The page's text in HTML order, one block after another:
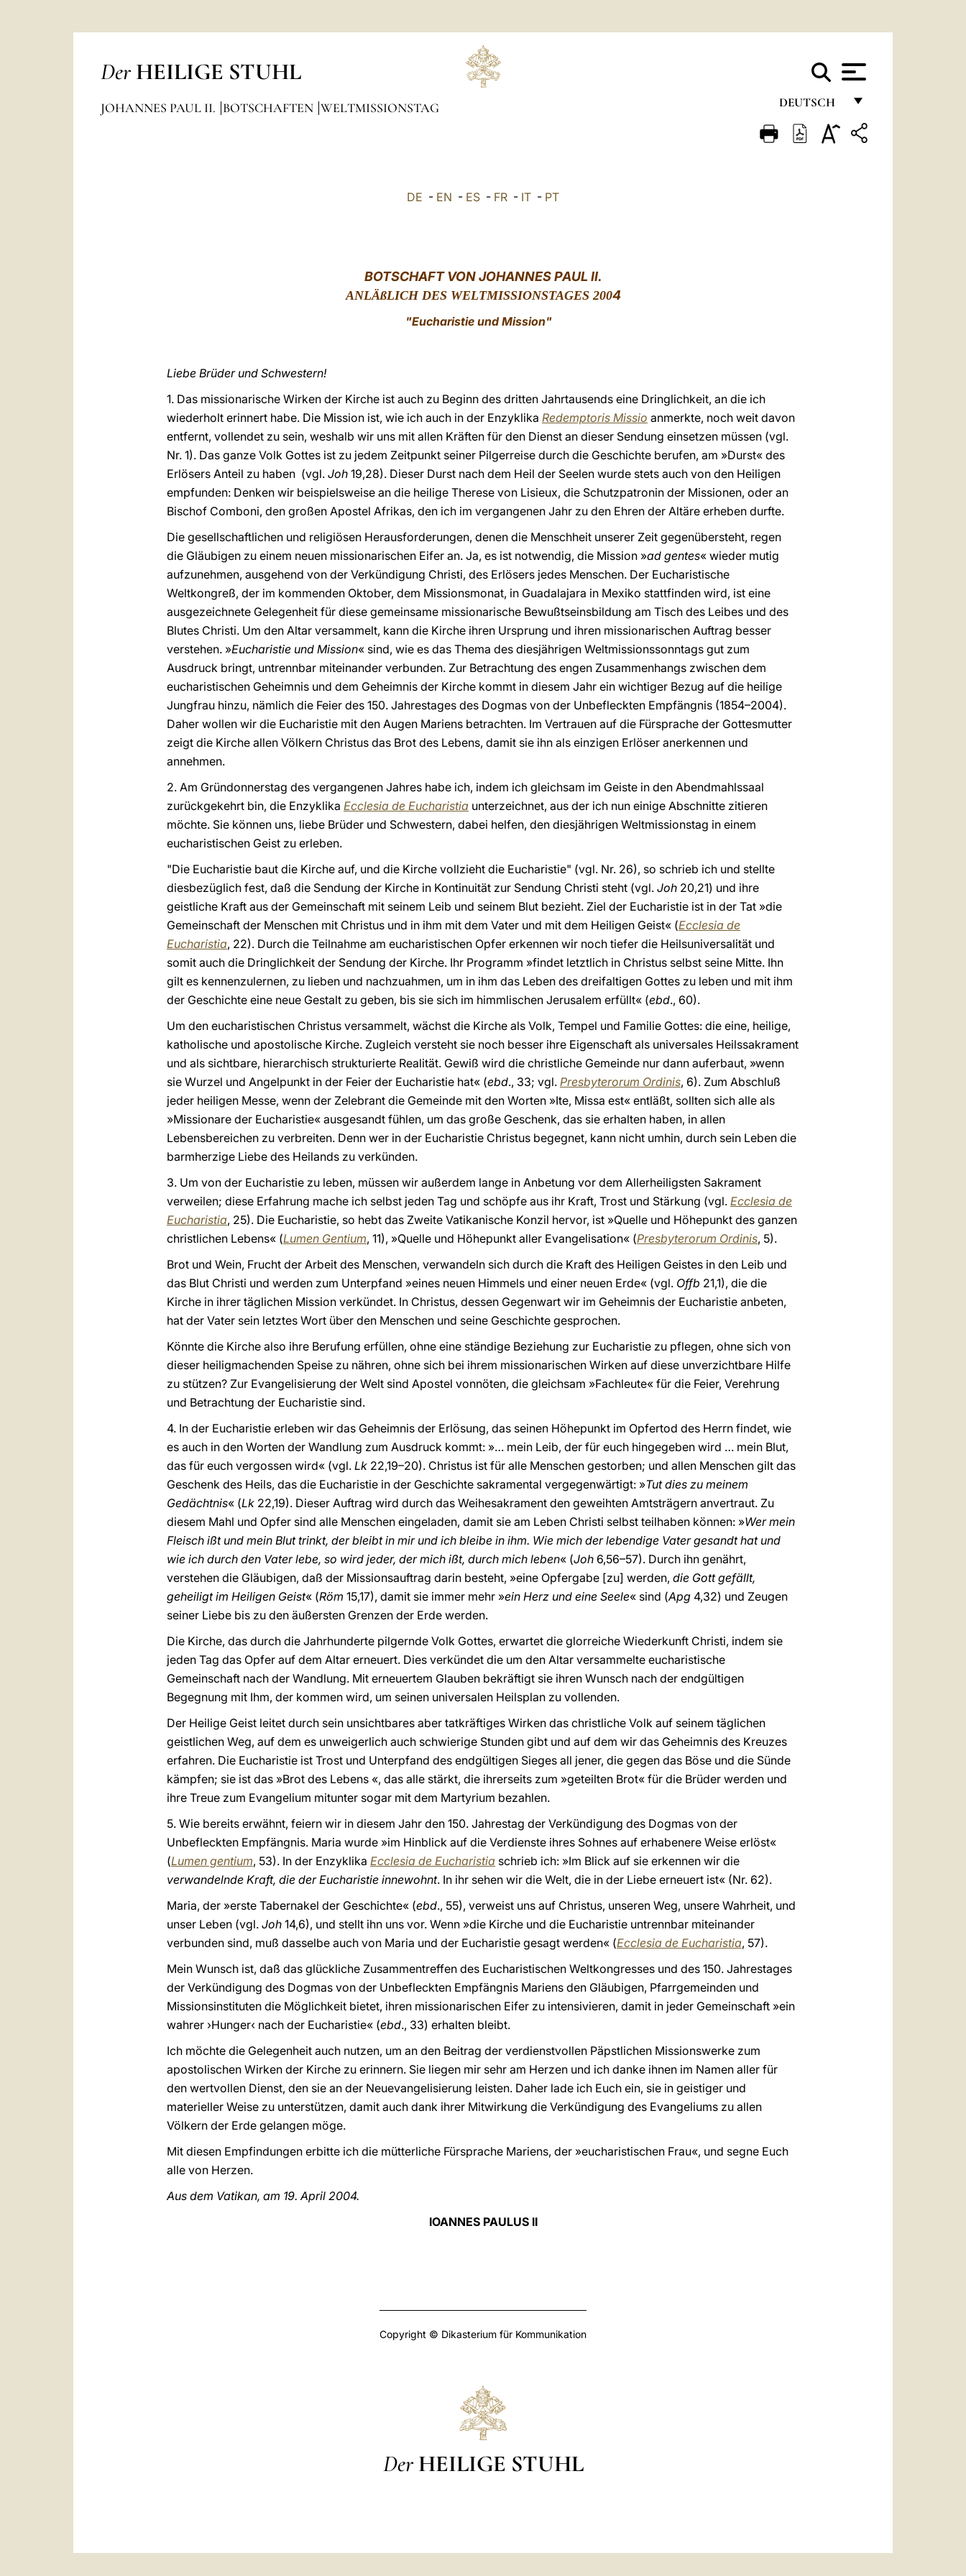
Der HEILIGE STUHL
DEUTSCH
FRANÇAIS
JOHANNES PAUL II. BOTSCHAFTEN WELTMISSIONSTAG
DE - EN - ES - FR - IT - PT
BOTSCHAFT VON JOHANNES PAUL II.
ANLÄßLICH DES WELTMISSIONSTAGES 2004
"Eucharistie und Mission"
Liebe Brüder und Schwestern!
1. Das missionarische Wirken der Kirche ist auch zu Beginn des dritten Jahrtausends eine Dringlichkeit, an die ich
wiederholt erinnert habe. Die Mission ist, wie ich auch in der Enzyklika Redemptoris Missio anmerkte, noch weit davon
entfernt, vollendet zu sein, weshalb wir uns mit allen Kräften für den Dienst an dieser Sendung einsetzen müssen (vgl.
Nr. 1). Das ganze Volk Gottes ist zu jedem Zeitpunkt seiner Pilgerreise durch die Geschichte berufen, am »Durst« des
Erlösers Anteil zu haben (vgl. Joh 19,28). Dieser Durst nach dem Heil der Seelen wurde stets auch von den Heiligen
empfunden: Denken wir beispielsweise an die heilige Therese von Lisieux, die Schutzpatronin der Missionen, oder an
Bischof Comboni, den großen Apostel Afrikas, den ich im vergangenen Jahr zu den Ehren der Altäre erheben durfte.
Die gesellschaftlichen und religiösen Herausforderungen, denen die Menschheit unserer Zeit gegenübersteht, regen
die Gläubigen zu einem neuen missionarischen Eifer an. Ja, es ist notwendig, die Mission »ad gentes« wieder mutig
aufzunehmen, ausgehend von der Verkündigung Christi, des Erlösers jedes Menschen. Der Eucharistische
Weltkongreß, der im kommenden Oktober, dem Missionsmonat, in Guadalajara in Mexiko stattfinden wird, ist eine
ausgezeichnete Gelegenheit für diese gemeinsame missionarische Bewußtseinsbildung am Tisch des Leibes und des
Blutes Christi. Um den Altar versammelt, kann die Kirche ihren Ursprung und ihren missionarischen Auftrag besser
verstehen. »Eucharistie und Mission« sind, wie es das Thema des diesjährigen Weltmissionssonntags gut zum
Ausdruck bringt, untrennbar miteinander verbunden. Zur Betrachtung des engen Zusammenhangs zwischen dem
eucharistischen Geheimnis und dem Geheimnis der Kirche kommt in diesem Jahr ein wichtiger Bezug auf die heilige
Jungfrau hinzu, nämlich die Feier des 150. Jahrestages des Dogmas von der Unbefleckten Empfängnis (1854–2004).
Daher wollen wir die Eucharistie mit den Augen Mariens betrachten. Im Vertrauen auf die Fürsprache der Gottesmutter
zeigt die Kirche allen Völkern Christus das Brot des Lebens, damit sie ihn als einzigen Erlöser anerkennen und
annehmen.
2. Am Gründonnerstag des vergangenen Jahres habe ich, indem ich gleichsam im Geiste in den Abendmahlssaal
zurückgekehrt bin, die Enzyklika Ecclesia de Eucharistia unterzeichnet, aus der ich nun einige Abschnitte zitieren
möchte. Sie können uns, liebe Brüder und Schwestern, dabei helfen, den diesjährigen Weltmissionstag in einem
eucharistischen Geist zu erleben.
"Die Eucharistie baut die Kirche auf, und die Kirche vollzieht die Eucharistie" (vgl. Nr. 26), so schrieb ich und stellte
diesbezüglich fest, daß die Sendung der Kirche in Kontinuität zur Sendung Christi steht (vgl. Joh 20,21) und ihre
geistliche Kraft aus der Gemeinschaft mit seinem Leib und seinem Blut bezieht. Ziel der Eucharistie ist in der Tat »die
Gemeinschaft der Menschen mit Christus und in ihm mit dem Vater und mit dem Heiligen Geist« (Ecclesia de
Eucharistia, 22). Durch die Teilnahme am eucharistischen Opfer erkennen wir noch tiefer die Heilsuniversalität und
somit auch die Dringlichkeit der Sendung der Kirche. Ihr Programm »findet letztlich in Christus selbst seine Mitte. Ihn
gilt es kennenzulernen, zu lieben und nachzuahmen, um in ihm das Leben des dreifaltigen Gottes zu leben und mit ihm
der Geschichte eine neue Gestalt zu geben, bis sie sich im himmlischen Jerusalem erfüllt« (ebd., 60).
Um den eucharistischen Christus versammelt, wächst die Kirche als Volk, Tempel und Familie Gottes: die eine, heilige,
katholische und apostolische Kirche. Zugleich versteht sie noch besser ihre Eigenschaft als universales Heilssakrament
und als sichtbare, hierarchisch strukturierte Realität. Gewiß wird die christliche Gemeinde nur dann auferbaut, »wenn
sie Wurzel und Angelpunkt in der Feier der Eucharistie hat« (ebd., 33; vgl. Presbyterorum Ordinis, 6). Zum Abschluß
jeder heiligen Messe, wenn der Zelebrant die Gemeinde mit den Worten »Ite, Missa est« entläßt, sollten sich alle als
»Missionare der Eucharistie« ausgesandt fühlen, um das große Geschenk, das sie erhalten haben, in allen
Lebensbereichen zu verbreiten. Denn wer in der Eucharistie Christus begegnet, kann nicht umhin, durch sein Leben die
barmherzige Liebe des Heilands zu verkünden.
3. Um von der Eucharistie zu leben, müssen wir außerdem lange in Anbetung vor dem Allerheiligsten Sakrament
verweilen; diese Erfahrung mache ich selbst jeden Tag und schöpfe aus ihr Kraft, Trost und Stärkung (vgl. Ecclesia de
Eucharistia, 25). Die Eucharistie, so hebt das Zweite Vatikanische Konzil hervor, ist »Quelle und Höhepunkt des ganzen
christlichen Lebens« (Lumen Gentium, 11), »Quelle und Höhepunkt aller Evangelisation« (Presbyterorum Ordinis, 5).
Brot und Wein, Frucht der Arbeit des Menschen, verwandeln sich durch die Kraft des Heiligen Geistes in den Leib und
das Blut Christi und werden zum Unterpfand »eines neuen Himmels und einer neuen Erde« (vgl. Offb 21,1), die die
Kirche in ihrer täglichen Mission verkündet. In Christus, dessen Gegenwart wir im Geheimnis der Eucharistie anbeten,
hat der Vater sein letztes Wort über den Menschen und seine Geschichte gesprochen.
Könnte die Kirche also ihre Berufung erfüllen, ohne eine ständige Beziehung zur Eucharistie zu pflegen, ohne sich von
dieser heiligmachenden Speise zu nähren, ohne sich bei ihrem missionarischen Wirken auf diese unverzichtbare Hilfe
zu stützen? Zur Evangelisierung der Welt sind Apostel vonnöten, die gleichsam »Fachleute« für die Feier, Verehrung
und Betrachtung der Eucharistie sind.
4. In der Eucharistie erleben wir das Geheimnis der Erlösung, das seinen Höhepunkt im Opfertod des Herrn findet, wie
es auch in den Worten der Wandlung zum Ausdruck kommt: »… mein Leib, der für euch hingegeben wird … mein Blut,
das für euch vergossen wird« (vgl. Lk 22,19–20). Christus ist für alle Menschen gestorben; und allen Menschen gilt das
Geschenk des Heils, das die Eucharistie in der Geschichte sakramental vergegenwärtigt: »Tut dies zu meinem
Gedächtnis« (Lk 22,19). Dieser Auftrag wird durch das Weihesakrament den geweihten Amtsträgern anvertraut. Zu
diesem Mahl und Opfer sind alle Menschen eingeladen, damit sie am Leben Christi selbst teilhaben können: »Wer mein
Fleisch ißt und mein Blut trinkt, der bleibt in mir und ich bleibe in ihm. Wie mich der lebendige Vater gesandt hat und
wie ich durch den Vater lebe, so wird jeder, der mich ißt, durch mich leben« (Joh 6,56–57). Durch ihn genährt,
verstehen die Gläubigen, daß der Missionsauftrag darin besteht, »eine Opfergabe [zu] werden, die Gott gefällt,
geheiligt im Heiligen Geist« (Röm 15,17), damit sie immer mehr »ein Herz und eine Seele« sind (Apg 4,32) und Zeugen
seiner Liebe bis zu den äußersten Grenzen der Erde werden.
Die Kirche, das durch die Jahrhunderte pilgernde Volk Gottes, erwartet die glorreiche Wiederkunft Christi, indem sie
jeden Tag das Opfer auf dem Altar erneuert. Dies verkündet die um den Altar versammelte eucharistische
Gemeinschaft nach der Wandlung. Mit erneuertem Glauben bekräftigt sie ihren Wunsch nach der endgültigen
Begegnung mit Ihm, der kommen wird, um seinen universalen Heilsplan zu vollenden.
Der Heilige Geist leitet durch sein unsichtbares aber tatkräftiges Wirken das christliche Volk auf seinem täglichen
geistlichen Weg, auf dem es unweigerlich auch schwierige Stunden gibt und auf dem wir das Geheimnis des Kreuzes
erfahren. Die Eucharistie ist Trost und Unterpfand des endgültigen Sieges all jener, die gegen das Böse und die Sünde
kämpfen; sie ist das »Brot des Lebens «, das alle stärkt, die ihrerseits zum »geteilten Brot« für die Brüder werden und
ihre Treue zum Evangelium mitunter sogar mit dem Martyrium bezahlen.
5. Wie bereits erwähnt, feiern wir in diesem Jahr den 150. Jahrestag der Verkündigung des Dogmas von der
Unbefleckten Empfängnis. Maria wurde »im Hinblick auf die Verdienste ihres Sohnes auf erhabenere Weise erlöst«
(Lumen gentium, 53). In der Enzyklika Ecclesia de Eucharistia schrieb ich: »Im Blick auf sie erkennen wir die
verwandelnde Kraft, die der Eucharistie innewohnt. In ihr sehen wir die Welt, die in der Liebe erneuert ist« (Nr. 62).
Maria, der »erste Tabernakel der Geschichte« (ebd., 55), verweist uns auf Christus, unseren Weg, unsere Wahrheit, und
unser Leben (vgl. Joh 14,6), und stellt ihn uns vor. Wenn »die Kirche und die Eucharistie untrennbar miteinander
verbunden sind, muß dasselbe auch von Maria und der Eucharistie gesagt werden« (Ecclesia de Eucharistia, 57).
Mein Wunsch ist, daß das glückliche Zusammentreffen des Eucharistischen Weltkongresses und des 150. Jahrestages
der Verkündigung des Dogmas von der Unbefleckten Empfängnis Mariens den Gläubigen, Pfarrgemeinden und
Missionsinstituten die Möglichkeit bietet, ihren missionarischen Eifer zu intensivieren, damit in jeder Gemeinschaft »ein
wahrer ›Hunger‹ nach der Eucharistie« (ebd., 33) erhalten bleibt.
Ich möchte die Gelegenheit auch nutzen, um an den Beitrag der verdienstvollen Päpstlichen Missionswerke zum
apostolischen Wirken der Kirche zu erinnern. Sie liegen mir sehr am Herzen und ich danke ihnen im Namen aller für
den wertvollen Dienst, den sie an der Neuevangelisierung leisten. Daher lade ich Euch ein, sie in geistiger und
materieller Weise zu unterstützen, damit auch dank ihrer Mitwirkung die Verkündigung des Evangeliums zu allen
Völkern der Erde gelangen möge.
Mit diesen Empfindungen erbitte ich die mütterliche Fürsprache Mariens, der »eucharistischen Frau«, und segne Euch
alle von Herzen.
Aus dem Vatikan, am 19. April 2004.
IOANNES PAULUS II
Copyright © Dikasterium für Kommunikation
Der HEILIGE STUHL